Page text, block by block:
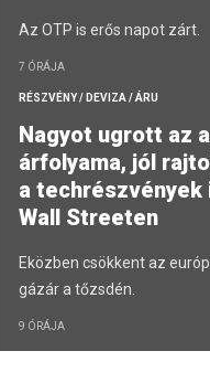
Az OTP is erős napot zárt.
7 ÓRÁJA
RÉSZVÉNY / DEVIZA / ÁRU
Nagyot ugrott az
árfolyama, jól
a techrészvények
Wall Streeten
Eközben csökkent az
gázár a tőzsdén.
9 ÓRÁJA